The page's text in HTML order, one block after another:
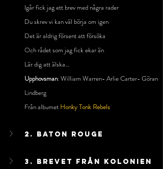
Igår fick jag ett brev med några rader
Du skrev vi kan väl börja om igen
Det är aldrig försent att försöka
Och rådet som jag fick ekar än
Lär dig att älska…
Upphovsman: William Warren- Arlie Carter- Göran
Lindberg
Från albumet Honky Tonk Rebels
2. Baton Rouge
3. Brevet Från Kolonien